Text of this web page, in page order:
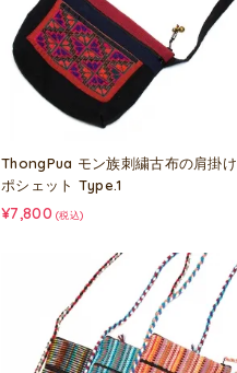
ThongPua モン族刺繍古布の肩掛け
ポシェット Type.1
¥7,800 (税込)